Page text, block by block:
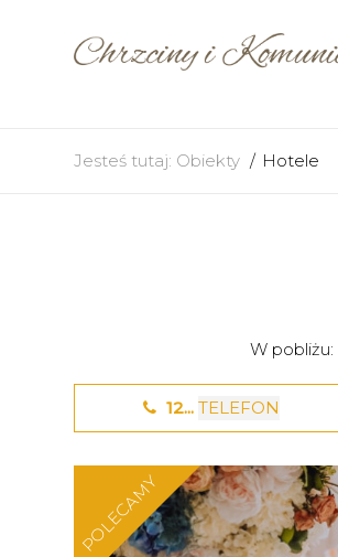
Jesteś tutaj: Obiekty Hotele
W pobliżu:
12...TELEFON
POLECAMY